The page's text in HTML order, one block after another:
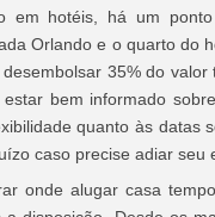
em hotéis, há um
Orlando e o quarto do
desembolsar 35% do
estar bem informado
quanto às datas
caso precise adiar seu
onde alugar casa